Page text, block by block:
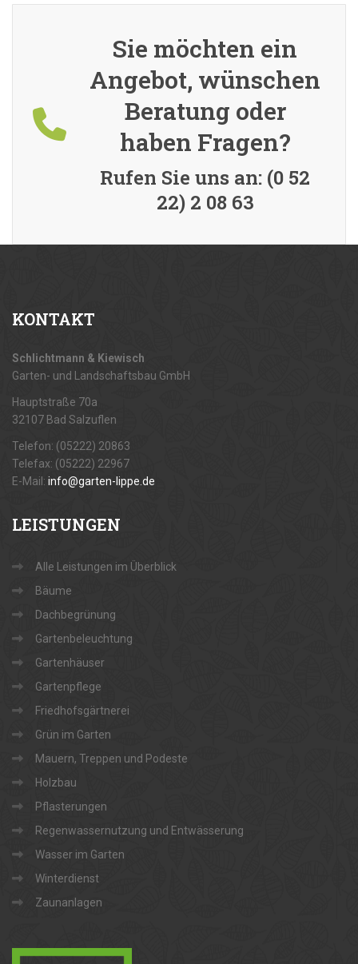
Sie möchten ein
Angebot, wünschen
Beratung oder
haben Fragen?
Rufen Sie uns an: (0 52
22) 2 08 63
KONTAKT
Schlichtmann & Kiewisch
Garten- und Landschaftsbau GmbH
Hauptstraße 70a
32107 Bad Salzuflen
Telefon: (05222) 20863
Telefax: (05222) 22967
E-Mail: info@garten-lippe.de
LEISTUNGEN
Alle Leistungen im Überblick
Bäume
Dachbegrünung
Gartenbeleuchtung
Gartenhäuser
Gartenpflege
Friedhofsgärtnerei
Grün im Garten
Mauern, Treppen und Podeste
Holzbau
Pflasterungen
Regenwassernutzung und Entwässerung
Wasser im Garten
Winterdienst
Zaunanlagen